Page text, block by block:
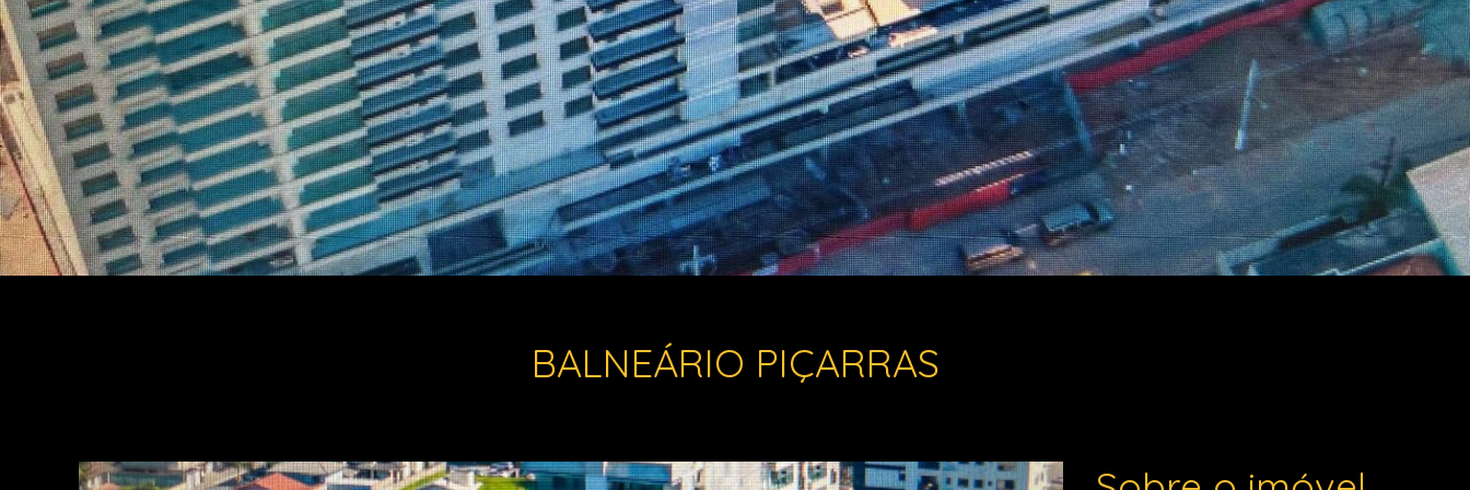
BALNEÁRIO PIÇARRAS